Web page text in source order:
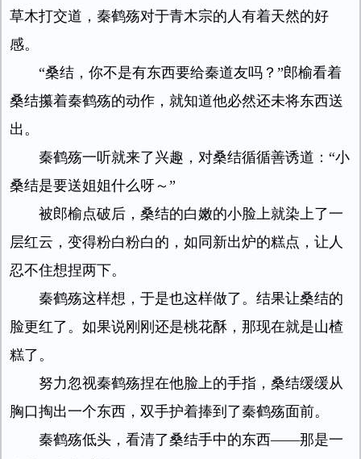
草木打交道，秦鹤殇对于青木宗的人有着天然的好
感。
“桑结，你不是有东西要给秦道友吗？”郎榆看着
桑结攥着秦鹤殇的动作，就知道他必然还未将东西送
出。
秦鹤殇一听就来了兴趣，对桑结循循善诱道：“小
桑结是要送姐姐什么呀～”
被郎榆点破后，桑结的白嫩的小脸上就染上了一
层红云，变得粉白粉白的，如同新出炉的糕点，让人
忍不住想捏两下。
秦鹤殇这样想，于是也这样做了。结果让桑结的
脸更红了。如果说刚刚还是桃花酥，那现在就是山楂
糕了。
努力忽视秦鹤殇捏在他脸上的手指，桑结缓缓从
胸口掏出一个东西，双手护着捧到了秦鹤殇面前。
秦鹤殇低头，看清了桑结手中的东西——那是一